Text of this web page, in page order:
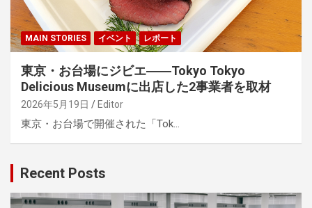
MAIN STORIES イベント レポート
東京・お台場にジビエ――Tokyo Tokyo
Delicious Museumに出店した2事業者を取材
2026年5月19日 Editor
東京・お台場で開催された「Tok…
Recent Posts